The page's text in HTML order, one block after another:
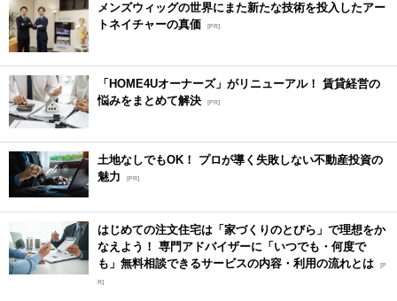
メンズウィッグの世界にまた新たな技術を投入したアー
トネイチャーの真価 [PR]
「HOME4Uオーナーズ」がリニューアル！ 賃貸経営の
悩みをまとめて解決 [PR]
土地なしでもOK！ プロが導く失敗しない不動産投資の
魅力
[PR]
はじめての注文住宅は「家づくりのとびら」で理想をか
なえよう！ 専門アドバイザーに「いつでも・何度で
も」無料相談できるサービスの内容・利用の流れとは [P
R]